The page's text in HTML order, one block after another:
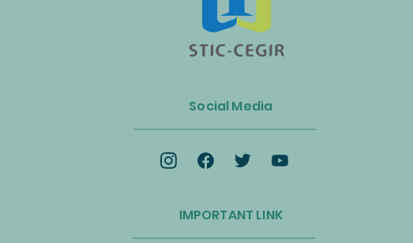
untuk Mempercepat Ekonomi
Sirkular dan Transisi Net-Zero
Social Media
IMPORTANT LINK